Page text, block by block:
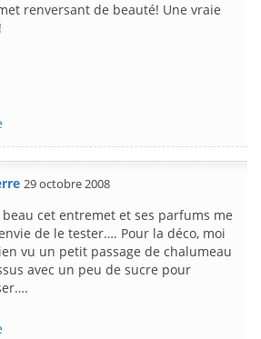
renversant de beauté! Une vraie
29 octobre 2008
cet entremet et ses parfums me
de le tester…. Pour la déco, moi
vu un petit passage de chalumeau
avec un peu de sucre pour